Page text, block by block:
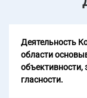
Деятельность
области
объективности,
гласности.